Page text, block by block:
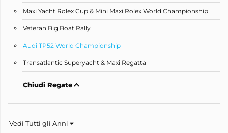
Maxi Yacht Rolex Cup & Mini Maxi Rolex World Championship
Veteran Big Boat Rally
Audi TP52 World Championship
Transatlantic Superyacht & Maxi Regatta
Chiudi Regate
Vedi Tutti gli Anni